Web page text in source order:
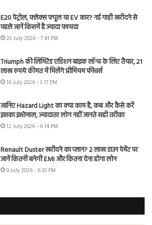
E20 पेट्रोल, फ्लेक्स फ्यूल या EV कार? नई गाड़ी खरीदने से
पहले जानें किसमें है ज्यादा फायदा
23 July 2026 - 7:41 PM
Triumph की लिमिटेड एडिशन बाइक लॉन्च के लिए तैयार, 21
लाख रुपये कीमत में मिलेंगे प्रीमियम फीचर्स
16 July 2026 - 3:17 PM
जानिए Hazard Light का क्या काम है, कब और कैसे करें
इसका इस्तेमाल, ज्यादातर लोग नहीं जानते सही तरीका
12 July 2026 - 6:14 PM
Renault Duster खरीदने का प्लान? 2 लाख डाउन पेमेंट पर
जानें कितनी बनेगी EMI और कितना देना होगा लोन
9 July 2026 - 6:33 PM